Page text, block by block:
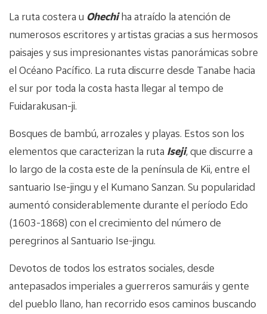
La ruta costera u Ohechiha atraído la atención de
numerosos escritores y artistas gracias a sus hermosos
paisajes y sus impresionantes vistas panorámicas sobre
el Océano Pacífico. La ruta discurre desde Tanabe hacia
el sur por toda la costa hasta llegar al tempo de
Fuidarakusan-ji.
Bosques de bambú, arrozales y playas. Estos son los
elementos que caracterizan la ruta Iseji, que discurre a
lo largo de la costa este de la península de Kii, entre el
santuario Ise-jingu y el Kumano Sanzan. Su popularidad
aumentó considerablemente durante el período Edo
(1603-1868) con el crecimiento del número de
peregrinos al Santuario Ise-jingu.
Devotos de todos los estratos sociales, desde
antepasados imperiales a guerreros samuráis y gente
del pueblo llano, han recorrido esos caminos buscando